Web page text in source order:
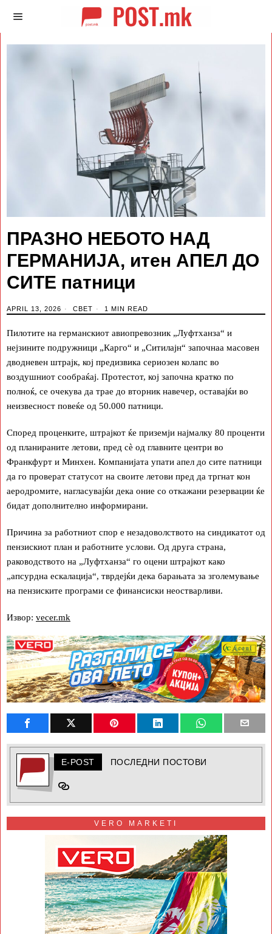
ПРАЗНО НЕБОТО НАД
ГЕРМАНИЈА, итен АПЕЛ ДО
СИТЕ патници
APRIL 13, 2026 СВЕТ 1 MIN READ
Пилотите на германскиот авиопревозник „Луфтханза“ и
нејзините подружници „Карго“ и „Ситилајн“ започнаа масовен
дводневен штрајк, кој предизвика сериозен колапс во
воздушниот сообраќај. Протестот, кој започна кратко по
полноќ, се очекува да трае до вторник навечер, оставајќи во
неизвесност повеќе од 50.000 патници.
Според проценките, штрајкот ќе приземји најмалку 80 проценти
од планираните летови, пред сè од главните центри во
Франкфурт и Минхен. Компанијата упати апел до сите патници
да го проверат статусот на своите летови пред да тргнат кон
аеродромите, нагласувајќи дека оние со откажани резервации ќе
бидат дополнително информирани.
Причина за работниот спор е незадоволството на синдикатот од
пензискиот план и работните услови. Од друга страна,
раководството на „Луфтханза“ го оцени штрајкот како
„апсурдна ескалација“, тврдејќи дека барањата за зголемување
на пензиските програми се финансиски неостварливи.
Извор: vecer.mk
E-POST ПОСЛЕДНИ ПОСТОВИ
VERO MARKETI